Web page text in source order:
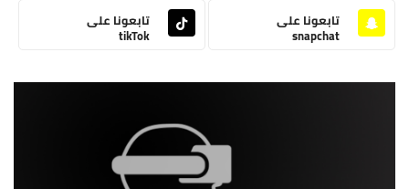
تابعونا على
snapchat
تابعونا على
tikTok